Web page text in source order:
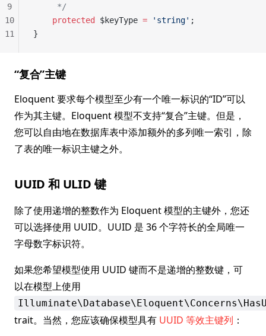
     */
    protected
$keyType = 'string' ;
}
9
10
11
“复合”主键
Eloquent 要求每个模型至少有一个唯一标识的“ID”可以
作为其主键。Eloquent 模型不支持“复合”主键。但是，
您可以自由地在数据库表中添加额外的多列唯一索引，除
了表的唯一标识主键之外。
UUID 和 ULID 键
除了使用递增的整数作为 Eloquent 模型的主键外，您还
可以选择使用 UUID。UUID 是 36 个字符长的全局唯一
字母数字标识符。
如果您希望模型使用 UUID 键而不是递增的整数键，可
以在模型上使用
trait。当然，您应该确保模型具有 UUID 等效主键列 ：